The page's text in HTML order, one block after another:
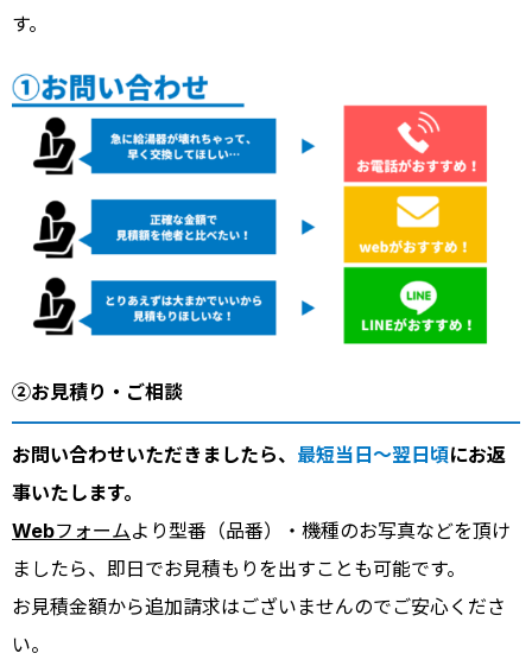
す。
②お見積り・ご相談
お問い合わせいただきましたら、 最短当日～翌日頃にお返
事いたします。
Webフォームより型番（品番）・機種のお写真などを頂け
ましたら、即日でお見積もりを出すことも可能です。
お見積金額から追加請求はございませんのでご安心くださ
い。